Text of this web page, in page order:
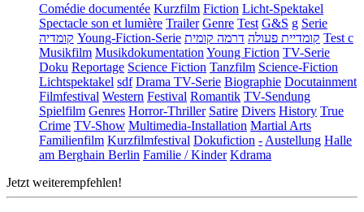
Comédie documentée Kurzfilm Fiction Licht-Spektakel
Spectacle son et lumière Trailer Genre Test G&S g Serie
קומדיה Young-Fiction-Serie קומדיית פעולה דרמה קומית
Test c
Musikfilm Musikdokumentation Young Fiction TV-Serie
Doku Reportage Science Fiction Tanzfilm Science-Fiction
Lichtspektakel sdf Drama TV-Serie Biographie Docutainment
Filmfestival Western Festival Romantik TV-Sendung
Spielfilm Genres Horror-Thriller Satire Divers History True
Crime TV-Show Multimedia-Installation Martial Arts
Familienfilm Kurzfilmfestival Dokufiction - Austellung Halle
am Berghain Berlin Familie / Kinder Kdrama
Jetzt weiterempfehlen!